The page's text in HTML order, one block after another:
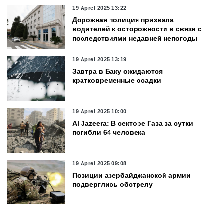
19 Aprel 2025 13:22
Дорожная полиция призвала
водителей к осторожности в связи с
последствиями недавней непогоды
19 Aprel 2025 13:19
Завтра в Баку ожидаются
кратковременные осадки
19 Aprel 2025 10:00
Al Jazeera: В секторе Газа за сутки
погибли 64 человека
19 Aprel 2025 09:08
Позиции азербайджанской армии
подверглись обстрелу